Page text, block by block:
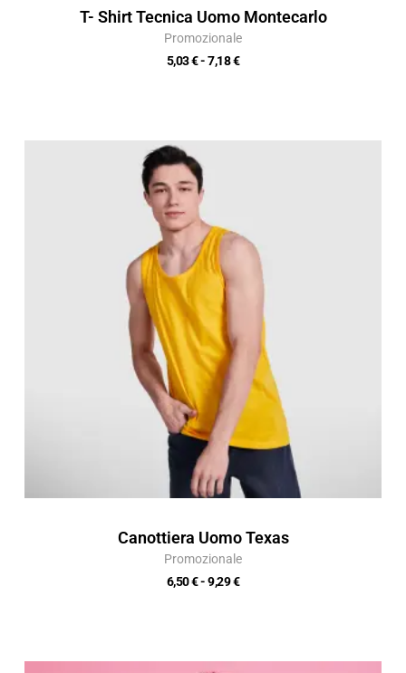
T- Shirt Tecnica Uomo Montecarlo
Promozionale
5,03€- 7,18€
Canottiera Uomo Texas
Promozionale
6,50€- 9,29€
a
9,29 €